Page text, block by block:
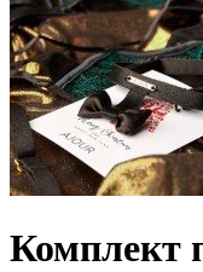
Комплект